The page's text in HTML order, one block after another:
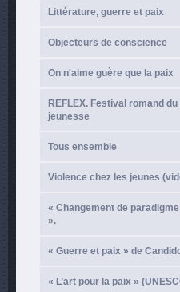
Littérature, guerre et paix
Objecteurs de conscience
On n'aime guère que la paix
REFLEX. Festival romand
jeunesse
Tous ensemble
Violence chez les jeunes
« Changement de
».
« Guerre et paix » de
« L’art pour la paix »